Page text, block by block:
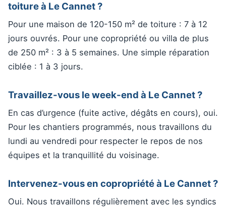
toiture à Le Cannet ?
Pour une maison de 120-150 m² de toiture : 7 à 12
jours ouvrés. Pour une copropriété ou villa de plus
de 250 m² : 3 à 5 semaines. Une simple réparation
ciblée : 1 à 3 jours.
Travaillez-vous le week-end à Le Cannet ?
En cas d’urgence (fuite active, dégâts en cours), oui.
Pour les chantiers programmés, nous travaillons du
lundi au vendredi pour respecter le repos de nos
équipes et la tranquillité du voisinage.
Intervenez-vous en copropriété à Le Cannet ?
Oui. Nous travaillons régulièrement avec les syndics